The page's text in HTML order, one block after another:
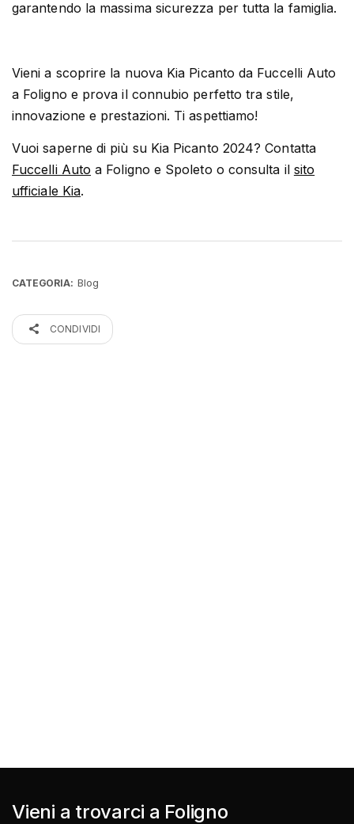
garantendo la massima sicurezza per tutta la famiglia.
Vieni a scoprire la nuova Kia Picanto da Fuccelli Auto
a Foligno e prova il connubio perfetto tra stile,
innovazione e prestazioni. Ti aspettiamo!
Vuoi saperne di più su Kia Picanto 2024? Contatta
Fuccelli Auto a Foligno e Spoleto o consulta il sito
ufficiale Kia.
CATEGORIA: Blog
CONDIVIDI
Vieni a trovarci a Foligno